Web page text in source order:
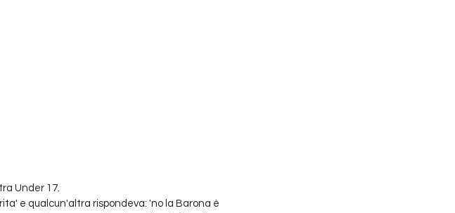
Under 17.
e qualcun'altra rispondeva: 'no la Barona è